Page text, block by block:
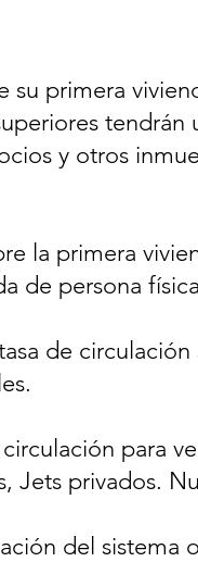
primera
y otros
la primera
de persona
de
para
Jets privados.
del sistema